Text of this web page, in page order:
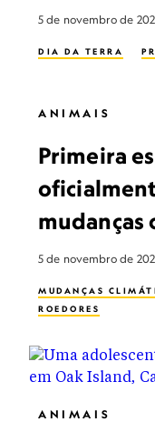
5 de novembro de
DIA DA TERRA
ANIMAIS
Primeira
mudanças
5 de novembro de
MUDANÇAS
ROEDORES
ANIMAIS